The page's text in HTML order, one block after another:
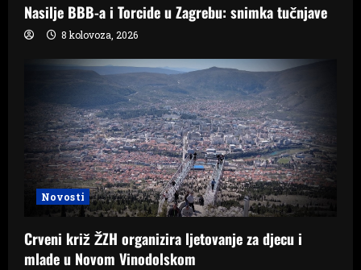
Nasilje BBB-a i Torcide u Zagrebu: snimka tučnjave
8 kolovoza, 2026
Novosti
Crveni križ ŽZH organizira ljetovanje za djecu i
mlade u Novom Vinodolskom